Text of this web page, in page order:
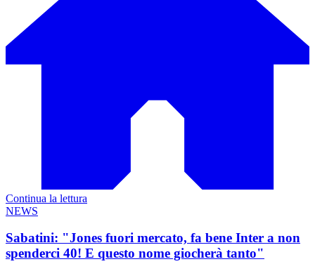
Continua la lettura
NEWS
Sabatini: "Jones fuori mercato, fa bene Inter a non
spenderci 40! E questo nome giocherà tanto"